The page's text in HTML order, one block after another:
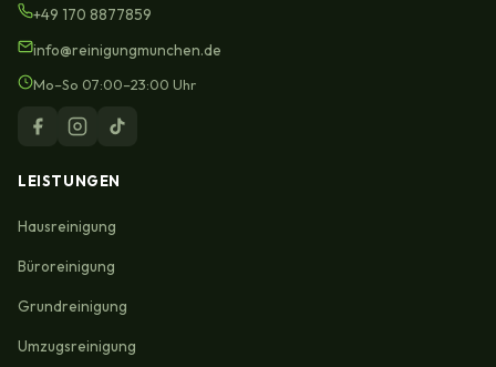
+49 170 8877859
info@reinigungmunchen.de
Mo–So 07:00–23:00 Uhr
LEISTUNGEN
Hausreinigung
Büroreinigung
Grundreinigung
Umzugsreinigung